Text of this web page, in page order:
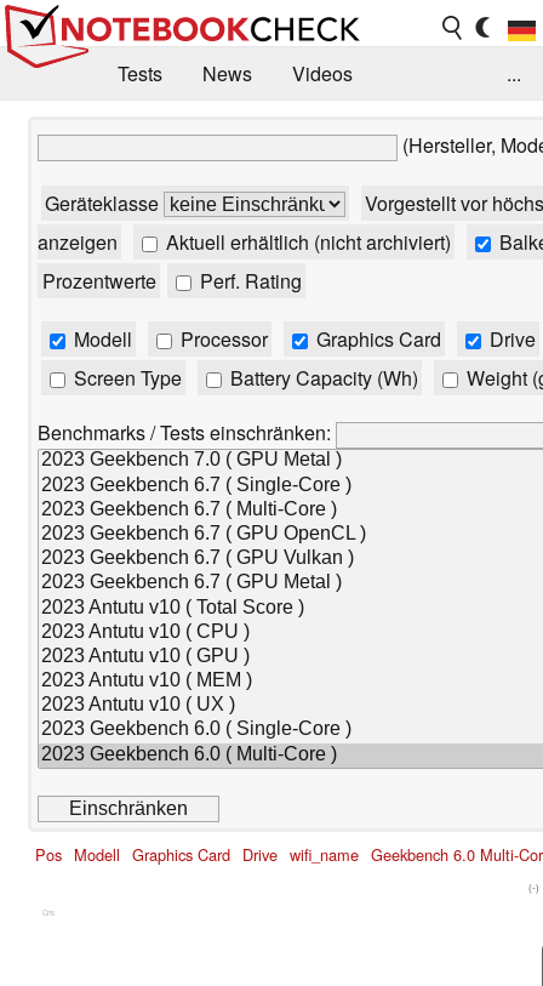
Tests News
Videos
Forum
...
(Hersteller,
Geräteklasse
Vorgestellt vor
anzeigen
Aktuell erhältlich (nicht archiviert)
Prozentwerte
Perf. Rating
Modell Processor Graphics Card
Drive
Screen Type
Battery Capacity (Wh)
Weight
Benchmarks / Tests einschränken:
Pos Modell Graphics Card Drive wifi_name Geekbench 6.0 Multi-
(-)
Cns